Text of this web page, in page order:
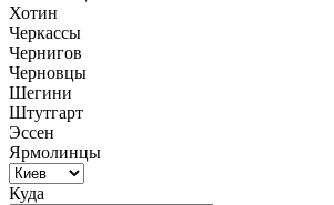
Хотин
Черкассы
Чернигов
Черновцы
Шегини
Штутгарт
Эссен
Ярмолинцы
Куда